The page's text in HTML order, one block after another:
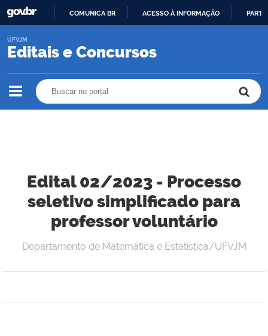
O
COMUNICA BR ACESSO À INFORMAÇÃO
Editais e Concursos
UFVJM
Edital 02/2023 - Processo
seletivo simplificado para
professor voluntário
Departamento de Matemática e Estatística/UFVJM